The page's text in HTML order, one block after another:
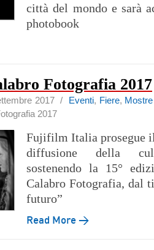
città del mondo e sarà
photobook
Fotografia 2017
2017 / Eventi, Fiere, Mostre
2017
Fujifilm Italia prosegue
diffusione della
sostenendo la 15°
Calabro Fotografia, dal
futuro”
Read More →